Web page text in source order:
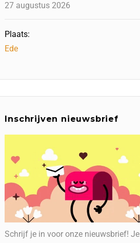
27 augustus 2026
Plaats:
Ede
Inschrijven nieuwsbrief
Schrijf je in voor onze nieuwsbrief! Je